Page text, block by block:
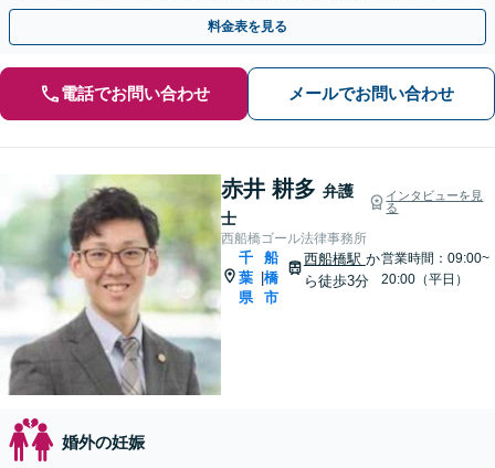
【リーズナブルな料金設定】
料金表を見る
電話でお問い合わせ メールでお問い合わせ
赤井 耕多 弁護
士
インタビューを見
る
西船橋ゴール法律事務所
千
葉
県
船
橋
市
西船橋駅 か
ら徒歩3分
営業時間：09:00~
20:00（平日）
婚外の妊娠